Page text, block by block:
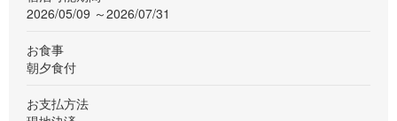
2026/05/09 ～2026/07/31
お食事
朝夕食付
お支払方法